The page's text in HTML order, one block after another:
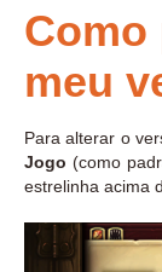
meu
Para alterar o
Jogo (como
estrelinha acima